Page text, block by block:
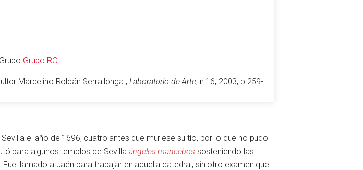
Vigilar
Grupo RO
Marcelino Roldán Serrallonga",Laboratorio de Arte, n.16, 2003, p.259-
el año de 1696, cuatro antes que muriese su tío, por lo que no pudo
para algunos templos de Sevillaángeles mancebos sosteniendo las
llamado a Jaén para trabajar en aquella catedral, sin otro examen que